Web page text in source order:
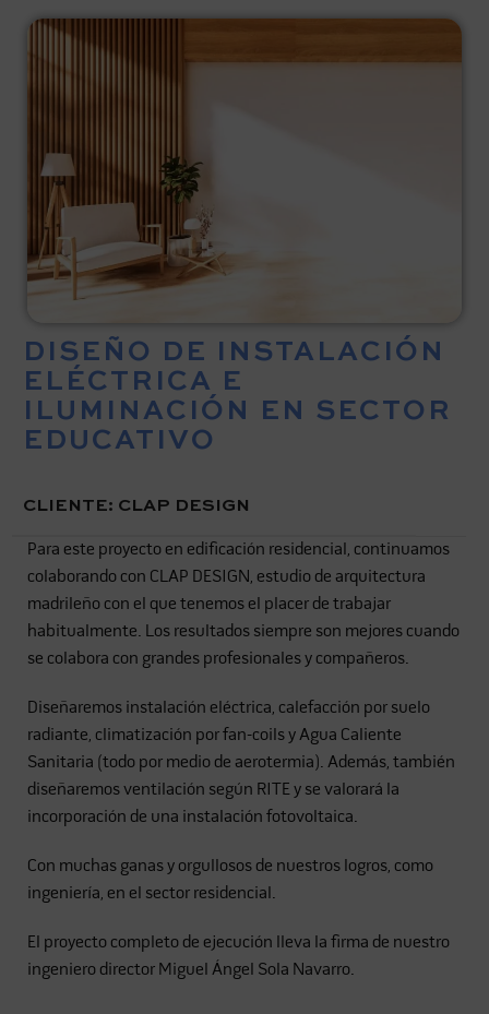
DISEÑO DE INSTALACIÓN
ELÉCTRICA E
ILUMINACIÓN EN SECTOR
EDUCATIVO
CLIENTE: CLAP DESIGN
Para este proyecto en edificación residencial, continuamos
colaborando con CLAP DESIGN, estudio de arquitectura
madrileño con el que tenemos el placer de trabajar
habitualmente. Los resultados siempre son mejores cuando
se colabora con grandes profesionales y compañeros.
Diseñaremos instalación eléctrica, calefacción por suelo
radiante, climatización por fan-coils y Agua Caliente
Sanitaria (todo por medio de aerotermia). Además, también
diseñaremos ventilación según RITE y se valorará la
incorporación de una instalación fotovoltaica.
Con muchas ganas y orgullosos de nuestros logros, como
ingeniería, en el sector residencial.
El proyecto completo de ejecución lleva la firma de nuestro
ingeniero director Miguel Ángel Sola Navarro.